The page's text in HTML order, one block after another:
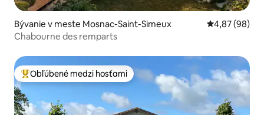
Bývanie v meste Mosnac-Saint-Simeux Priemerné
4,87 (98)
Chabourne des remparts
Najobľúbenejšie medzi hosťami
Obľúbené medzi hosťami